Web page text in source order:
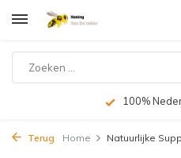
100%
Terug Home Natuurlijke